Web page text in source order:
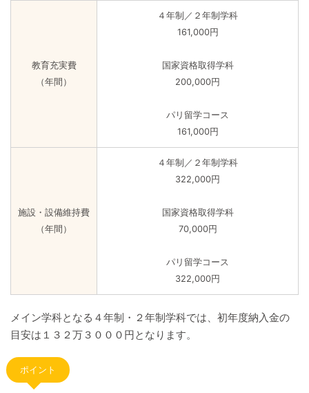
教育充実費
（年間）
４年制／２年制学科
161,000円
国家資格取得学科
200,000円
パリ留学コース
161,000円
施設・設備維持費
（年間）
４年制／２年制学科
322,000円
国家資格取得学科
70,000円
パリ留学コース
322,000円
メイン学科となる４年制・２年制学科では、初年度納入金の
目安は１３２万３０００円となります。
ポイント